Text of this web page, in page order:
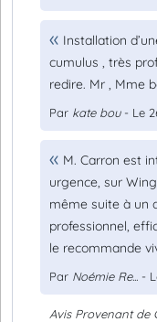
Installation
cumulus , très
redire. Mr , Mme
Par kate bou- Le
M. Carron est
urgence, sur
même suite à un
professionnel,
le recommande
Par Noémie Re... -
Avis Provenant de